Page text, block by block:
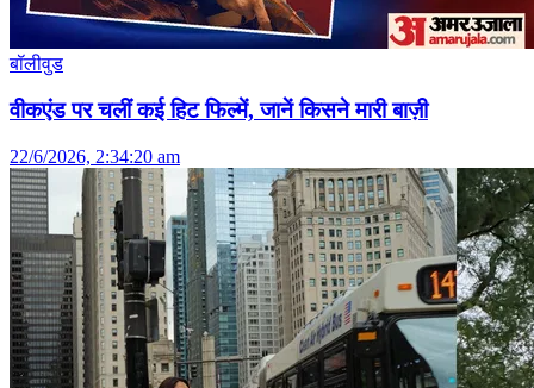
बॉलीवुड
वीकएंड पर चलीं कई हिट फिल्में, जानें किसने मारी बाज़ी
22/6/2026, 2:34:20 am